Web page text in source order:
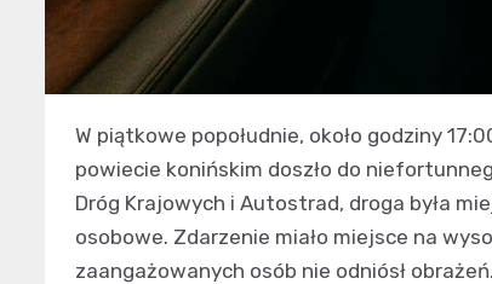
W piątkowe popołudnie, około godziny
powiecie konińskim doszło do
Dróg Krajowych i Autostrad, droga była
osobowe. Zdarzenie miało miejsce na
zaangażowanych osób nie odniósł obrażeń.